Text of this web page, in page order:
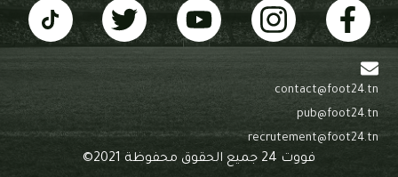
contact@foot24.tn
pub@foot24.tn
recrutement@foot24.tn
فووت 24 جميع الحقوق محفوظة 2021©